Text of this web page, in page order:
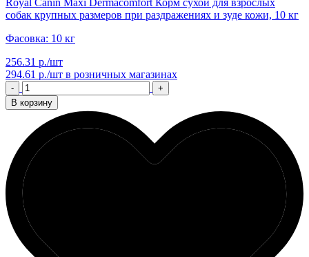
собак крупных размеров при раздражениях и зуде кожи, 10 кг
Фасовка: 10 кг
256.31 р./шт
294.61 р./шт в розничных магазинах
-
+
В корзину